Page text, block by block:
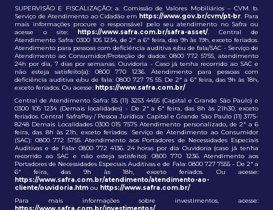
SUPERVISÃO E FISCALIZAÇÃO: a. Comissão de Valores Mobiliários – CVM. b.
Serviço de Atendimento ao Cidadão em https://www.gov.br/cvm/pt-br. Para
mais informações procure o responsável pelo seu atendimento no Safra ou
acesse o site: https://www.safra.com.br/safra-asset/. Central de
Atendimento Safra: 0300 105 1234, de 2ª a 6ª feira, das 9h às 19h, exceto feriados.
Atendimento para pessoas com deficiência auditiva e/ou de fala/SAC - Serviço de
Atendimento ao Consumidor/Proteção de dados: 0800 772 5755, atendimento
24h por dia, 7 dias por semanas. Ouvidoria - Caso já tenha recorrido ao SAC e
não esteja satisfeito(a): 0800 770 1236. Atendimento para pessoas com
deficiência auditiva e/ou de fala: 0800 727 75 55. De 2ª a 6ª feira, das 9h às 18h,
exceto feriados. Ou acesse: https://www.safra.com.br/
Central de Atendimento Safra: 55 (11) 3253 4455 (Capital e Grande São Paulo) e
0300 105 1234 (Demais localidades) - De 2ª a 6ª feira, das 8h às 21h30, exceto
feriados. Central SafraPay / Pessoa Jurídica: Capital e Grande São Paulo (11) 3175-
8248 Demais Localidades 0300 015 7575 Atendimento personalizado, de 2ª a 6
feira, das 8h às 21h, exceto feriados. Serviço de Atendimento ao Consumidor
(SAC): 0800 772 5755. Atendimento aos Portadores de Necessidades Especiais
Auditivas e de Fala: 0800 772 4136. 24 horas por dia Ouvidoria (caso já tenha
recorrido ao SAC e não esteja satisfeito): 0800 770 1236. Atendimento aos
Portadores de Necessidades Especiais Auditivas e de Fala: 0800 727 7555 - De 2ª a
6ª feira, das 9h às 18h, exceto feriados. Ou acesse:
https://www.safra.com.br/atendimento/atendimento-ao-
cliente/ouvidoria.htm ou https://www.safra.com.br/
Para mais informações sobre investimentos, acesse:
https://www.safra.com.br/investimentos/